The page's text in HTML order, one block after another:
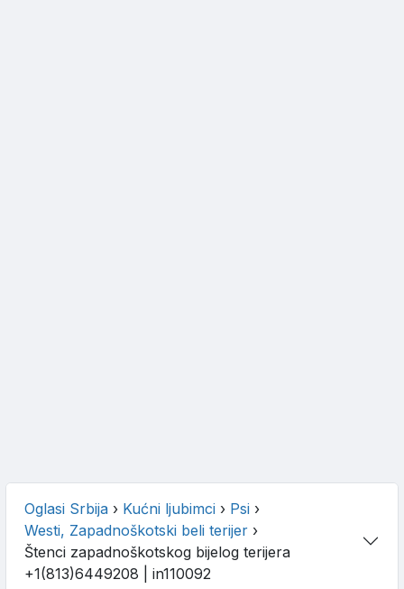
Oglasi Srbija › Kućni ljubimci › Psi ›
Westi, Zapadnoškotski beli terijer ›
Štenci zapadnoškotskog bijelog terijera
+1(813)6449208 | in110092